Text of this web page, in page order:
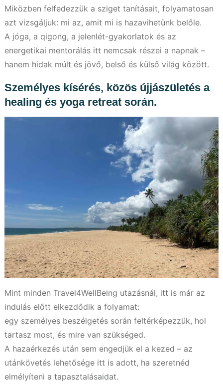
Miközben felfedezzük a sziget tanításait, folyamatosan
azt vizsgáljuk: mi az, amit mi is hazavihetünk belőle.
A jóga, a qigong, a jelenlét-gyakorlatok és az
energetikai mentorálás itt nemcsak részei a napnak –
hanem hidak múlt és jövő, belső és külső világ között.
Személyes kísérés, közös újjászületés a
healing és yoga retreat során.
Mint minden Travel4WellBeing utazásnál, itt is már az
indulás előtt elkezdődik a folyamat:
egy személyes beszélgetés során feltérképezzük, hol
tartasz most, és mire van szükséged.
A hazaérkezés után sem engedjük el a kezed – az
utánkövetés lehetősége itt is adott, ha szeretnéd
elmélyíteni a tapasztalásaidat.